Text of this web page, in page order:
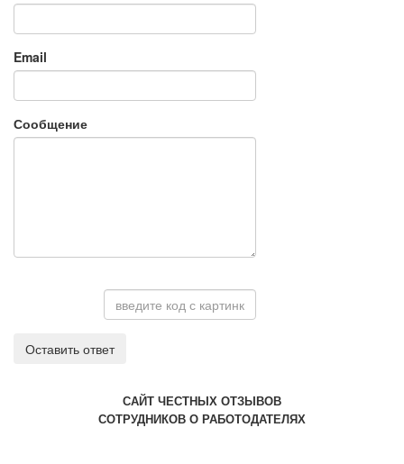
Email
Сообщение
Оставить ответ
САЙТ ЧЕСТНЫХ ОТЗЫВОВ
СОТРУДНИКОВ О РАБОТОДАТЕЛЯХ